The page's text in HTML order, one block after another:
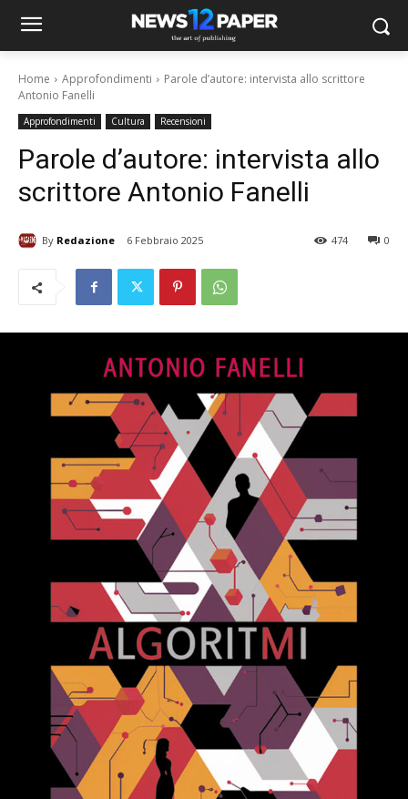
Home Approfondimenti
Parole d’autore: intervista allo scrittore
Antonio Fanelli
Approfondimenti Cultura Recensioni
Parole d’autore: intervista allo
scrittore Antonio Fanelli
By Redazione 6 Febbraio 2025 0
474